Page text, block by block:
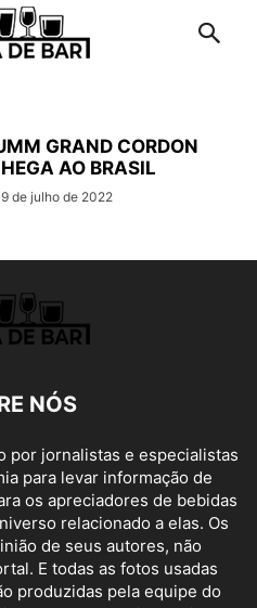
GRAND CORDON
AO BRASIL
de julho de 2022
NÓS
por jornalistas e especialistas
para levar informação de
os apreciadores de bebidas
relacionado a elas. Os
de seus autores, não
E todas as fotos usadas
produzidas pela equipe do